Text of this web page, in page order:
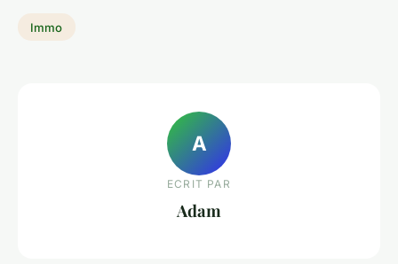
Immo
A
ECRIT PAR
Adam